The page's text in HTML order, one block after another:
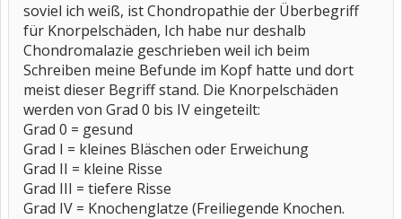
soviel ich weiß, ist Chondropathie der Überbegriff
für Knorpelschäden, Ich habe nur deshalb
Chondromalazie geschrieben weil ich beim
Schreiben meine Befunde im Kopf hatte und dort
meist dieser Begriff stand. Die Knorpelschäden
werden von Grad 0 bis IV eingeteilt:
Grad 0 = gesund
Grad I = kleines Bläschen oder Erweichung
Grad II = kleine Risse
Grad III = tiefere Risse
Grad IV = Knochenglatze (Freiliegende Knochen.